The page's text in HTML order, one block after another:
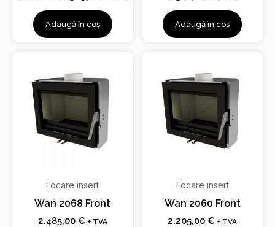
Adaugă în coș Adaugă în coș
Focare insert
Wan 2068 Front
2.485,00 € + TVA
Focare insert
Wan 2060 Front
2.205,00€ + TVA